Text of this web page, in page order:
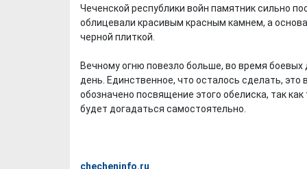
Чеченской республики войн памятник сильно
облицевали красивым красным камнем, а
черной плиткой.
Вечному огню повезло больше, во время
день. Единственное, что осталось сделать,
обозначено посвящение этого обелиска, так
будет догадаться самостоятельно.
checheninfo.ru